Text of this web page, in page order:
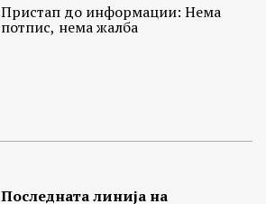
Пристап до информации: Нема
потпис, нема жалба
Последната линија на